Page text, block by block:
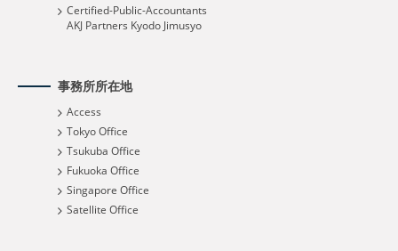
Certified-Public-Accountants
AKJ Partners Kyodo Jimusyo
事務所所在地
Access
Tokyo Office
Tsukuba Office
Fukuoka Office
Singapore Office
Satellite Office